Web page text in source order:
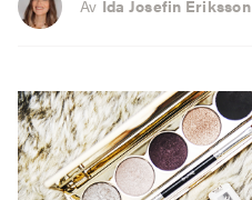
Av Ida Josefin Eriksson